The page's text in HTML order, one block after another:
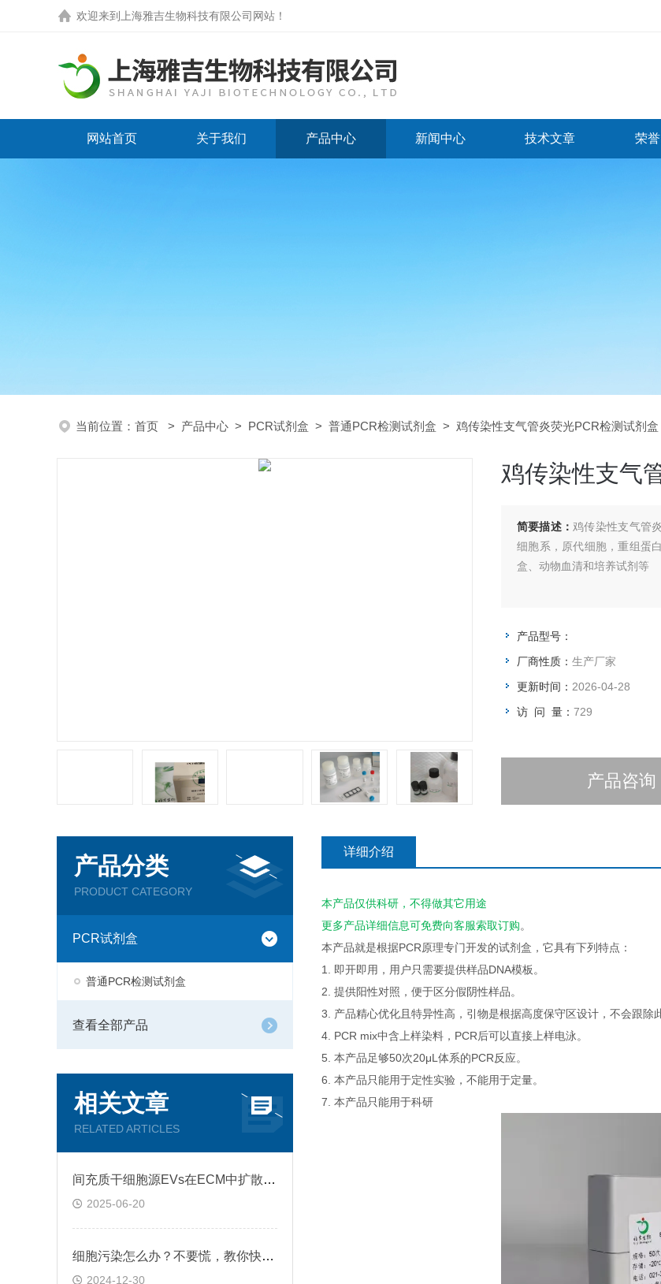
欢迎来到 上海雅吉生物科技有限公司网站 ！
网站首页 关于我们 产品中心 新闻中心 技术文章 荣
当前位置： 首页 > 产品中心 > PCR试剂盒 > 普通PCR检测试剂盒 > 鸡传染性支气管炎荧光PCR检测试剂盒
鸡传染性支气
简要描述： 鸡传染性支气管
细胞系，原代细胞，重组蛋
盒、动物血清和培养试剂等
产品型号：
厂商性质： 生产厂家
更新时间： 2026-04-28
访 问 量： 729
产品咨询
产品分类
PRODUCT CATEGORY
PCR试剂盒
普通PCR检测试剂盒
查看全部产品
相关文章
RELATED ARTICLES
间充质干细胞源EVs在ECM中扩散和运输过程
2025-06-20
细胞污染怎么办？不要慌，教你快速鉴别+处理！
2024-12-30
详细介绍
本产品仅供科研，不得做其它用途
更多产品详细信息可免费向客服索取订购。
本产品就是根据PCR原理专门开发的试剂盒，它具有下列特点：
1. 即开即用，用户只需要提供样品DNA模板。
2. 提供阳性对照，便于区分假阴性样品。
3. 产品精心优化且特异性高，引物是根据高度保守区设计，不会跟除
4. PCR mix中含上样染料，PCR后可以直接上样电泳。
5. 本产品足够50次20μL体系的PCR反应。
6. 本产品只能用于定性实验，不能用于定量。
7. 本产品只能用于科研